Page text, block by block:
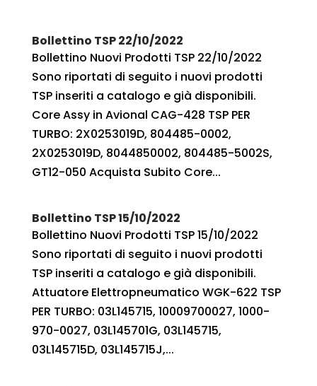
Bollettino TSP 22/10/2022
Bollettino Nuovi Prodotti TSP 22/10/2022
Sono riportati di seguito i nuovi prodotti
TSP inseriti a catalogo e già disponibili.
Core Assy in Avional CAG-428 TSP PER
TURBO: 2X0253019D, 804485-0002,
2X0253019D, 8044850002, 804485-5002S,
GT12-050 Acquista Subito Core...
Bollettino TSP 15/10/2022
Bollettino Nuovi Prodotti TSP 15/10/2022
Sono riportati di seguito i nuovi prodotti
TSP inseriti a catalogo e già disponibili.
Attuatore Elettropneumatico WGK-622 TSP
PER TURBO: 03L145715, 10009700027, 1000-
970-0027, 03L145701G, 03L145715,
03L145715D, 03L145715J,...